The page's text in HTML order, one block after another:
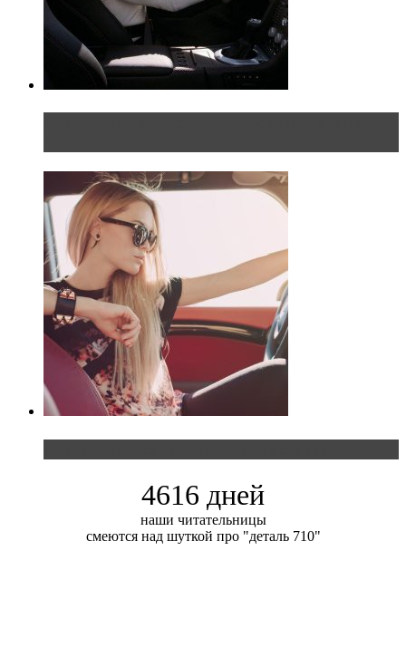
4616 дней
наши читательницы
смеются над шуткой про "деталь 710"